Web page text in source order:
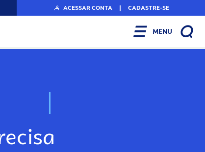
ACESSAR CONTA | CADASTRE-SE
MENU
N